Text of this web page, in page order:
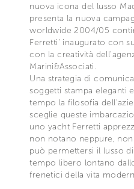
nuova icona del lusso
presenta la nuova
worldwide 2004/05
Ferretti' inaugurato con
con la creatività
Marini&Associati.
Una strategia di
soggetti stampa eleganti
tempo la filosofia
sceglie queste
uno yacht Ferretti
non notano neppure,
può permettersi il lusso
tempo libero lontano
frenetici della vita